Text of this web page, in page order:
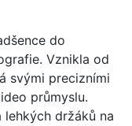
do
Vznikla od
svými precizními
průmyslu.
lehkých držáků na